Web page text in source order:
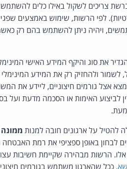
ברשת צריכים לשקול באילו כלים
לפי הרשות, שימוש באמצעים
ויהיה ניתן להשתמש בהם רק
את סוג והיקף המידע האישי
ולהחזיק רק את המידע המינימלי
אצל גורמים חיצוניים, ליידע את
לביצוע האימות או הסכמה מדעת ועל
להטיל על ארגונים חובה למנות
לבחון באופן ספציפי את רמת
הרשות מבהירה שקיימת חשיבות
, ככל שהארגון משתמש בגורמים